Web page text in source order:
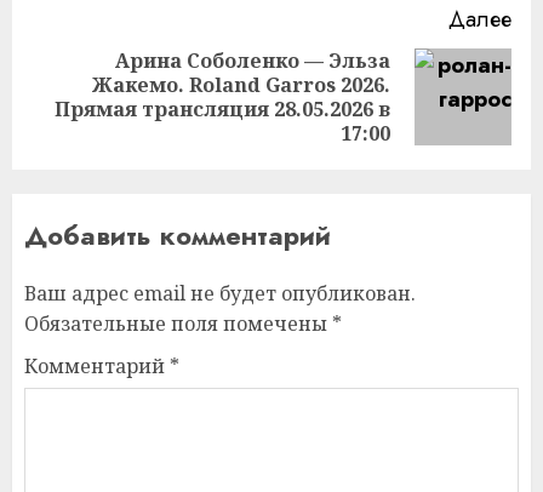
Далее
Следующая
запись:
Арина Соболенко — Эльза
Жакемо. Roland Garros 2026.
Прямая трансляция 28.05.2026 в
17:00
Добавить комментарий
Ваш адрес email не будет опубликован.
Обязательные поля помечены *
Комментарий *